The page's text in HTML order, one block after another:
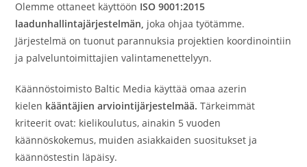
Olemme ottaneet käyttöön ISO 9001:2015
laadunhallintajärjestelmän, joka ohjaa työtämme.
Järjestelmä on tuonut parannuksia projektien koordinointiin
ja palveluntoimittajien valintamenettelyyn.
Käännöstoimisto Baltic Media käyttää omaa azerin
kielen kääntäjien arviointijärjestelmää.Tärkeimmät
kriteerit ovat: kielikoulutus, ainakin 5 vuoden
käännöskokemus, muiden asiakkaiden suositukset ja
käännöstestin läpäisy.